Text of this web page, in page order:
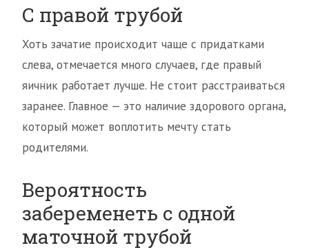
С правой трубой
Хоть зачатие происходит чаще с придатками
слева, отмечается много случаев, где правый
яичник работает лучше. Не стоит расстраиваться
заранее. Главное — это наличие здорового органа,
который может воплотить мечту стать
родителями.
Вероятность
забеременеть с одной
маточной трубой